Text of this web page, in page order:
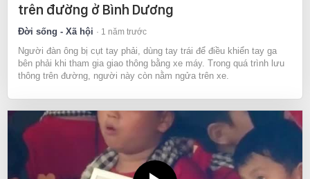
trên đường ở Bình Dương
Đời sống - Xã hội 1 năm trước
Người đàn ông bị cụt tay phải, dùng tay trái để điều khiển tay ga
bên phải khi tham gia giao thông bằng xe máy. Trong quá trình lưu
thông trên đường, người này còn nằm ngửa trên xe.